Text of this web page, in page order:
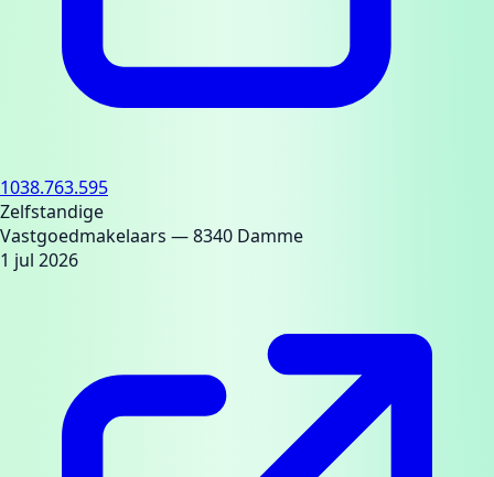
1038.763.595
Zelfstandige
Vastgoedmakelaars — 8340 Damme
1 jul 2026